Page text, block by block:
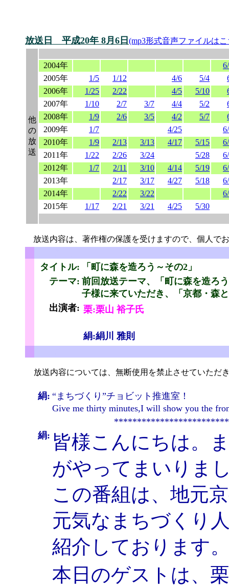
放送日 平成20年 8月6日 (mp3形式音声ファイルは
他
の
放
送
2004年
2005年
1/5 1/12 4/6 5/4
2006年
1/25 2/22 4/5 5/10
2007年
1/10 2/7 3/7 4/4 5/2
2008年
1/9 2/6 3/5 4/2 5/7
2009年
1/7 4/25
2010年
1/9 2/13 3/13 4/17 5/15
2011年
1/22 2/26 3/24 5/28
2012年
1/7 2/11 3/10 4/14 5/19
2013年
2/17 3/17 4/27 5/18
2014年
2/22 3/22
2015年
1/17 2/21 3/21 4/25 5/30
放送内容は、著作権の保護を受けますので、個人で
タイトル: 「 町に森を造ろう～その2」
テーマ: 前回放送テーマ、「町に森を造ろ
子様に来ていただき、「京都・森
出演者: 栗:栗山 裕子氏
絹:絹川 雅則
放送内容については、無断使用を禁止させていただ
絹: “まちづくり”チョビット推進室！
Give me thirty minutes,I will show you the
絹: 皆様こんにちは。
がやってまいりま
この番組は、地元
元気なまちづくり
紹介しております
本日のゲストは、